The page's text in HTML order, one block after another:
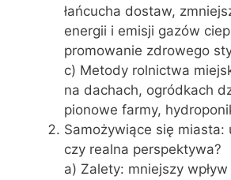
łańcucha dostaw,
energii i emisji gazów
promowanie zdrowego
c) Metody rolnictwa
na dachach, ogródkach
pionowe farmy,
Samożywiące się miasta:
czy realna perspektywa?
a) Zalety: mniejszy